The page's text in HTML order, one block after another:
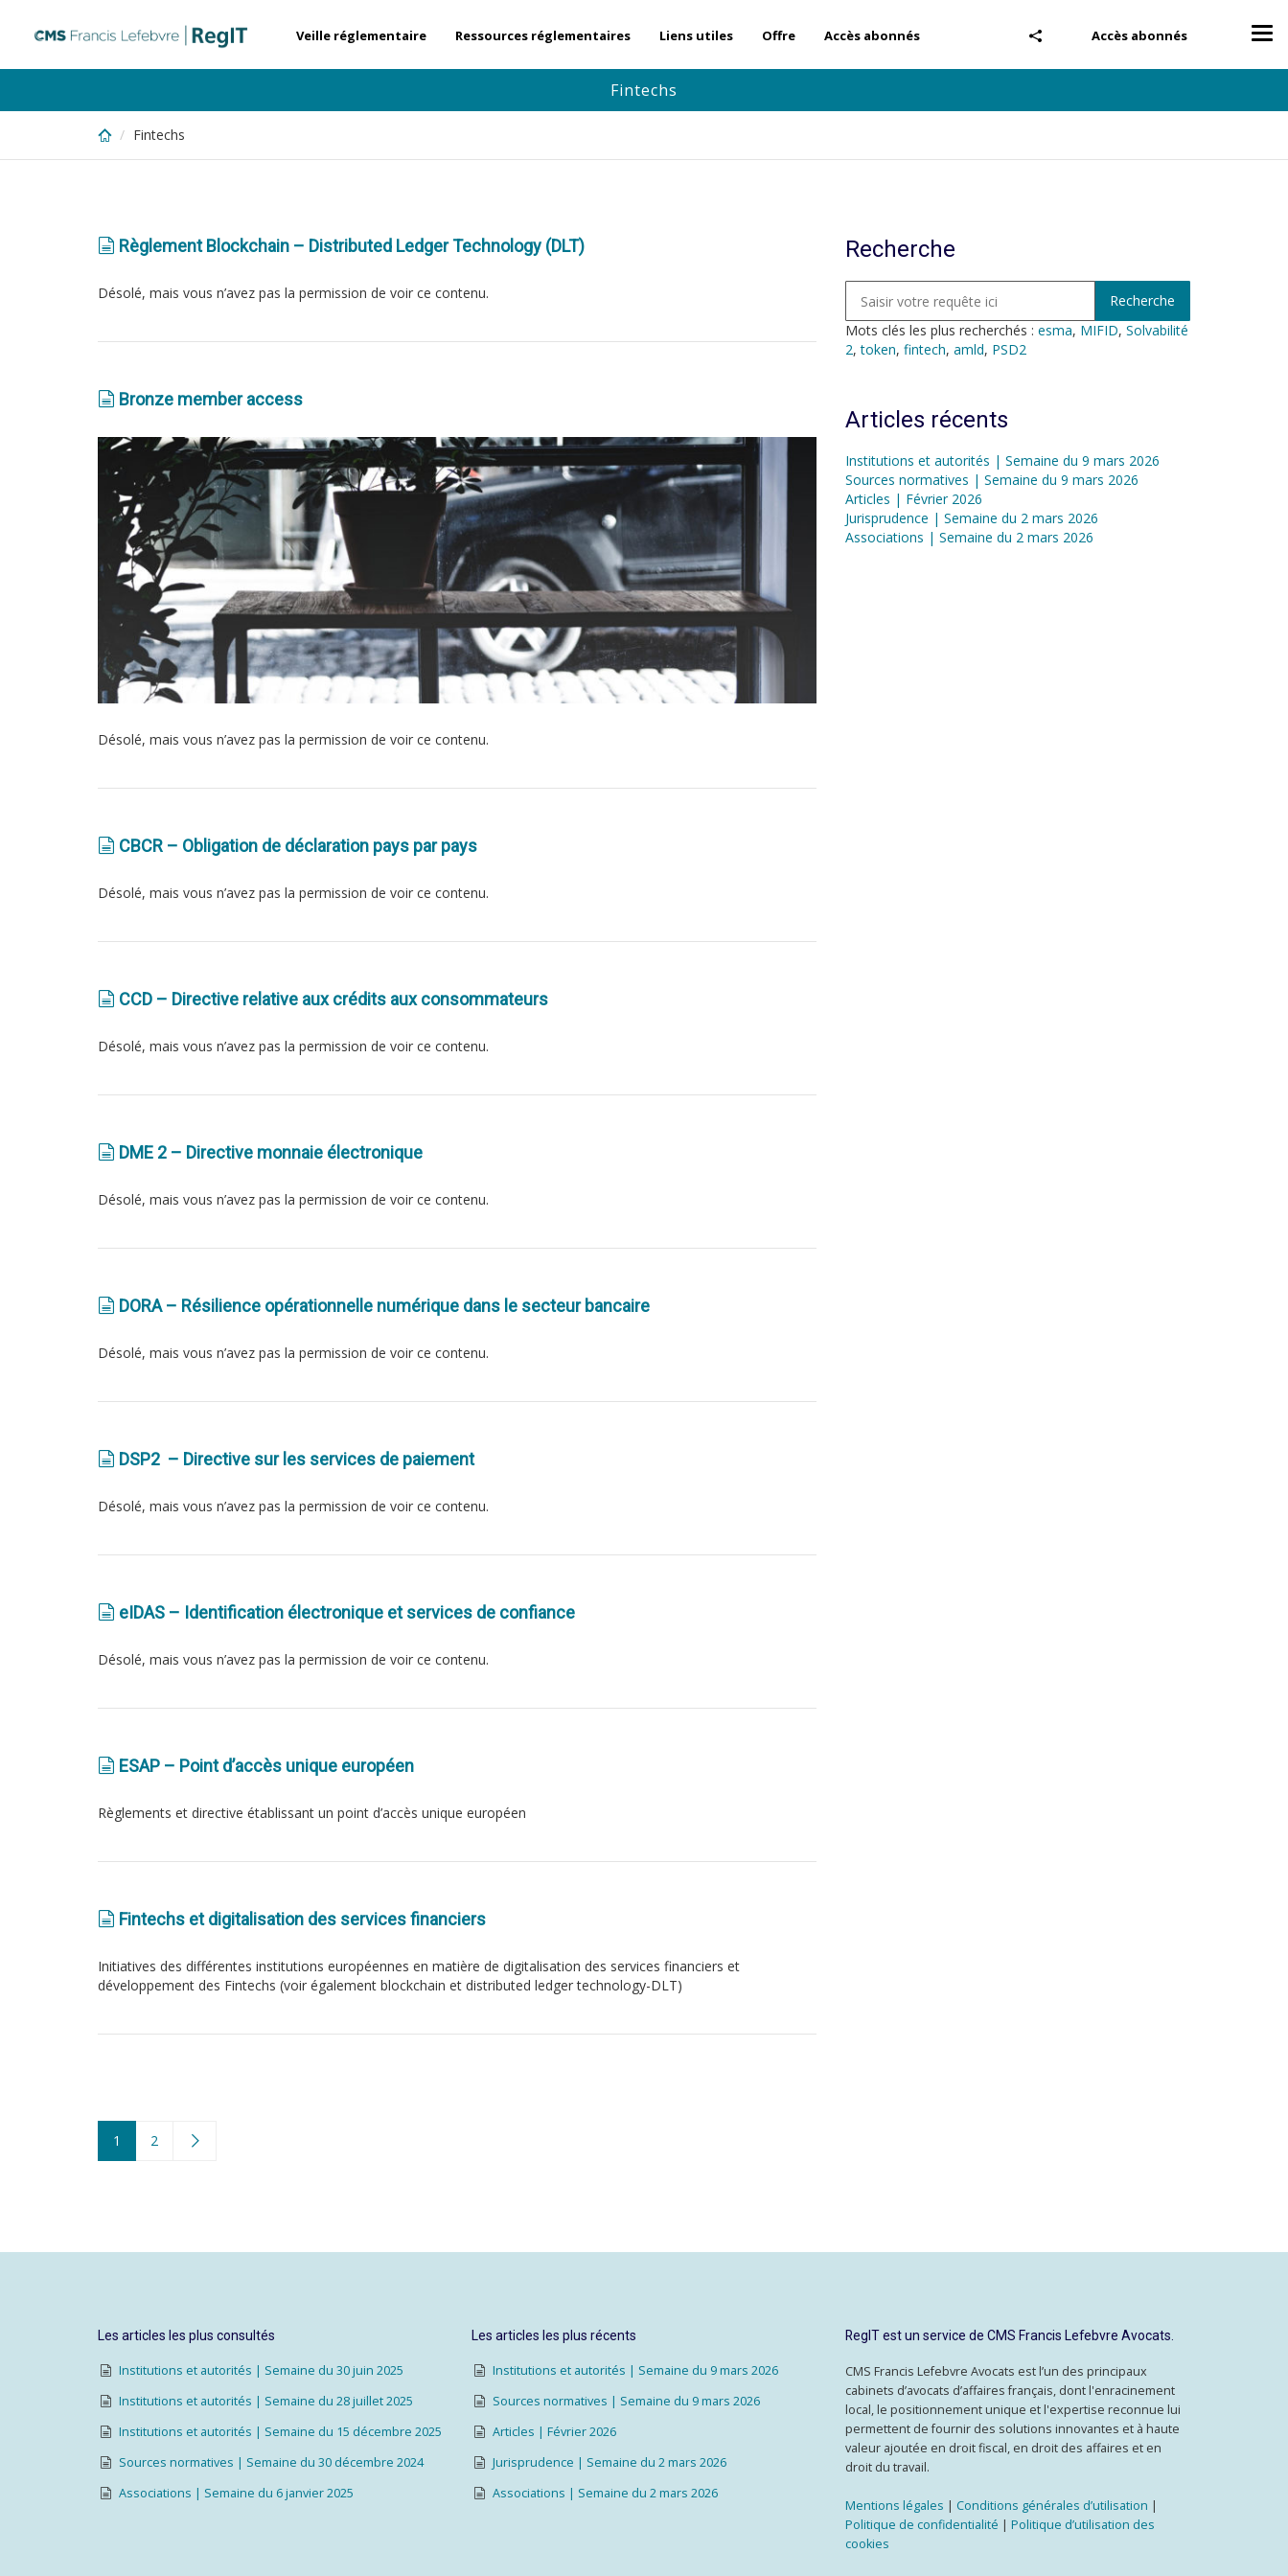
content
Accès abonnés
Veille réglementaire Ressources réglementaires Liens utiles Offre Accès abonnés
Fintechs
Fintechs
Règlement Blockchain – Distributed Ledger Technology (DLT)
Désolé, mais vous n’avez pas la permission de voir ce contenu.
Bronze member access
Désolé, mais vous n’avez pas la permission de voir ce contenu.
CBCR – Obligation de déclaration pays par pays
Désolé, mais vous n’avez pas la permission de voir ce contenu.
CCD – Directive relative aux crédits aux consommateurs
Désolé, mais vous n’avez pas la permission de voir ce contenu.
DME 2 – Directive monnaie électronique
Désolé, mais vous n’avez pas la permission de voir ce contenu.
DORA – Résilience opérationnelle numérique dans le secteur bancaire
Désolé, mais vous n’avez pas la permission de voir ce contenu.
DSP2 – Directive sur les services de paiement
Désolé, mais vous n’avez pas la permission de voir ce contenu.
eIDAS – Identification électronique et services de confiance
Désolé, mais vous n’avez pas la permission de voir ce contenu.
ESAP – Point d’accès unique européen
Règlements et directive établissant un point d’accès unique européen
Fintechs et digitalisation des services financiers
Initiatives des différentes institutions européennes en matière de digitalisation des services financiers et
développement des Fintechs (voir également blockchain et distributed ledger technology-DLT)
1 2
Recherche
Mots clés les plus recherchés : esma, MIFID, Solvabilité
2,token, fintech, amld, PSD2
Articles récents
Institutions et autorités | Semaine du 9 mars 2026
Sources normatives | Semaine du 9 mars 2026
Articles | Février 2026
Jurisprudence | Semaine du 2 mars 2026
Associations | Semaine du 2 mars 2026
Les articles les plus consultés
Institutions et autorités | Semaine du 30 juin 2025
Institutions et autorités | Semaine du 28 juillet 2025
Institutions et autorités | Semaine du 15 décembre 2025
Sources normatives | Semaine du 30 décembre 2024
Associations | Semaine du 6 janvier 2025
Les articles les plus récents
Institutions et autorités | Semaine du 9 mars 2026
Sources normatives | Semaine du 9 mars 2026
Articles | Février 2026
Jurisprudence | Semaine du 2 mars 2026
Associations | Semaine du 2 mars 2026
RegIT est un service de CMS Francis Lefebvre Avocats.
CMS Francis Lefebvre Avocats est l’un des principaux
cabinets d’avocats d’affaires français, dont l'enracinement
local, le positionnement unique et l'expertise reconnue lui
permettent de fournir des solutions innovantes et à haute
valeur ajoutée en droit fiscal, en droit des affaires et en
droit du travail.
Mentions légales | Conditions générales d’utilisation |
Politique de confidentialité | Politique d’utilisation des
cookies